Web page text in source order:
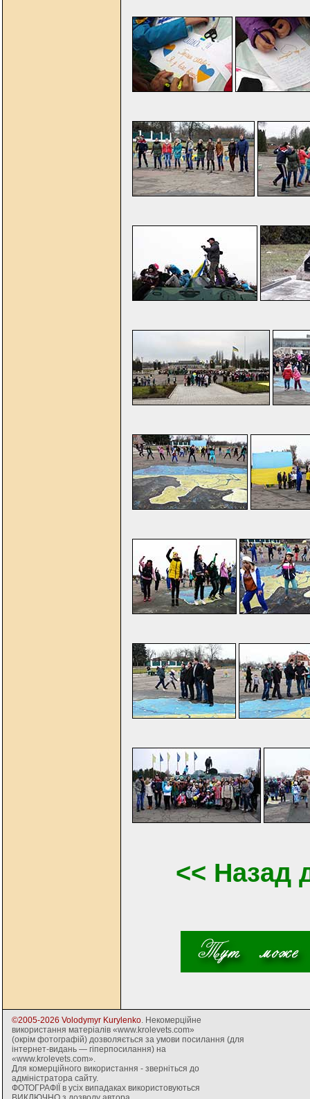
<< Назад
©2005-2026 Volodymyr Kurylenko . Некомерційне
використання матеріалів «www.krolevets.com»
(окрім фотографій) дозволяється за умови посилання (для
інтернет-видань — гіперпосилання) на
«www.krolevets.com».
Для комерційного використання - зверніться до
адміністратора сайту.
ФОТОГРАФІЇ в усіх випадаках використовуються